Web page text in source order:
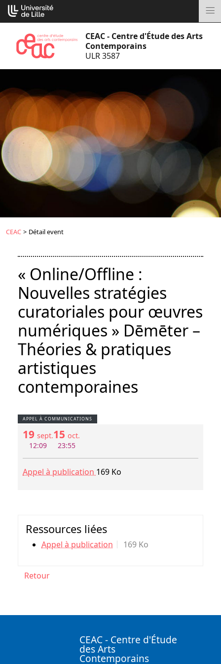
Aller
au
CEAC - Centre d'Étude des Arts
Contemporains
ULR 3587
CEAC > Détail event
« Online/Offline :
Nouvelles stratégies
curatoriales pour œuvres
numériques » Dēmēter –
Théories & pratiques
artistiques
contemporaines
APPEL À COMMUNICATIONS
19 sept.
12:09
15 oct.
23:55
Appel à publication 169 Ko
Ressources liées
Appel à publication 169 Ko
Retour
CEAC - Centre d'Étude
des Arts
Contemporains
Cookies management panel